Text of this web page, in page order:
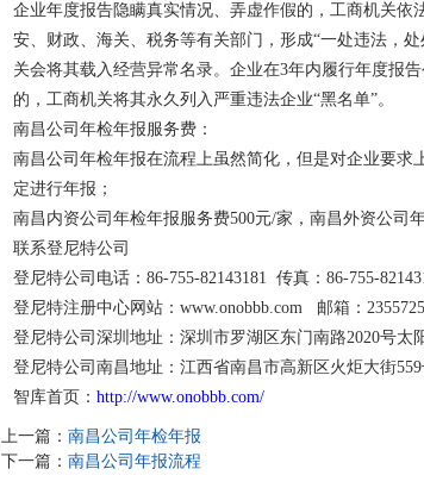
企业年度报告隐瞒真实情况、弄虚作假的，工商机关
安、财政、海关、税务等有关部门，形成“一处违法，
关会将其载入经营异常名录。企业在3年内履行年度报
的，工商机关将其永久列入严重违法企业“黑名单”。
南昌公司年检年报服务费：
南昌公司年检年报在流程上虽然简化，但是对企业要
定进行年报；
南昌内资公司年检年报服务费500元/家，南昌外资公司
联系登尼特公司
登尼特公司电话：86-755-82143181 传真：86-755-
登尼特注册中心网站：www.onobbb.com 邮箱：
登尼特公司深圳地址：深圳市罗湖区东门南路2020号太
登尼特公司南昌地址：江西省南昌市高新区火炬大街
智库首页： http://www.onobbb.com/
上一篇： 南昌公司年检年报
下一篇： 南昌公司年报流程